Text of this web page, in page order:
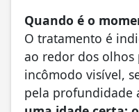
Quando é o
O tratamento é
ao redor dos olhos
incômodo visível,
pela profundidade